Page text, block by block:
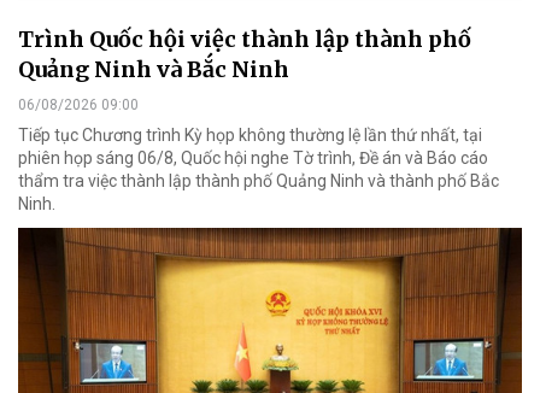
Trình Quốc hội việc thành lập thành phố
Quảng Ninh và Bắc Ninh
06/08/2026 09:00
Tiếp tục Chương trình Kỳ họp không thường lệ lần thứ nhất, tại
phiên họp sáng 06/8, Quốc hội nghe Tờ trình, Đề án và Báo cáo
thẩm tra việc thành lập thành phố Quảng Ninh và thành phố Bắc
Ninh.